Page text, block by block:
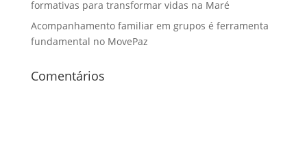
formativas para transformar vidas na Maré
Acompanhamento familiar em grupos é ferramenta
fundamental no MovePaz
Comentários